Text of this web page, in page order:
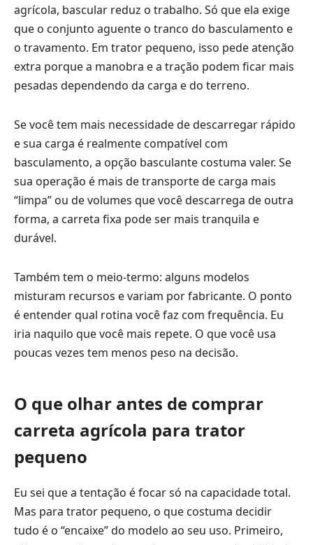
agrícola, bascular reduz o trabalho. Só que ela exige
que o conjunto aguente o tranco do basculamento e
o travamento. Em trator pequeno, isso pede atenção
extra porque a manobra e a tração podem ficar mais
pesadas dependendo da carga e do terreno.
Se você tem mais necessidade de descarregar rápido
e sua carga é realmente compatível com
basculamento, a opção basculante costuma valer. Se
sua operação é mais de transporte de carga mais
“limpa” ou de volumes que você descarrega de outra
forma, a carreta fixa pode ser mais tranquila e
durável.
Também tem o meio-termo: alguns modelos
misturam recursos e variam por fabricante. O ponto
é entender qual rotina você faz com frequência. Eu
iria naquilo que você mais repete. O que você usa
poucas vezes tem menos peso na decisão.
O que olhar antes de comprar
carreta agrícola para trator
pequeno
Eu sei que a tentação é focar só na capacidade total.
Mas para trator pequeno, o que costuma decidir
tudo é o “encaixe” do modelo ao seu uso. Primeiro,